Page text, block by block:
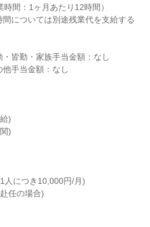
間：1ヶ月あたり12時間）
については別途残業代を支給する
皆勤・家族手当金額：なし
手当金額：なし
)
)
人につき10,000円/月)
任の場合)